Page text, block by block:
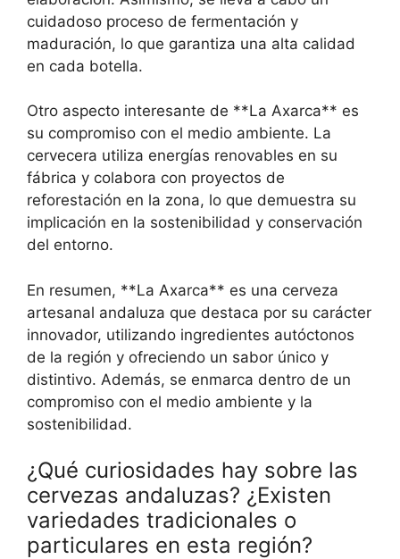
cuidadoso proceso de fermentación y
maduración, lo que garantiza una alta calidad
en cada botella.
Otro aspecto interesante de **La Axarca** es
su compromiso con el medio ambiente. La
cervecera utiliza energías renovables en su
fábrica y colabora con proyectos de
reforestación en la zona, lo que demuestra su
implicación en la sostenibilidad y conservación
del entorno.
En resumen, **La Axarca** es una cerveza
artesanal andaluza que destaca por su carácter
innovador, utilizando ingredientes autóctonos
de la región y ofreciendo un sabor único y
distintivo. Además, se enmarca dentro de un
compromiso con el medio ambiente y la
sostenibilidad.
¿Qué curiosidades hay sobre las
cervezas andaluzas? ¿Existen
variedades tradicionales o
particulares en esta región?